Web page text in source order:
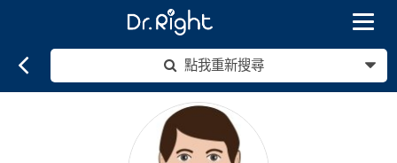
Toggle
點我重新搜尋